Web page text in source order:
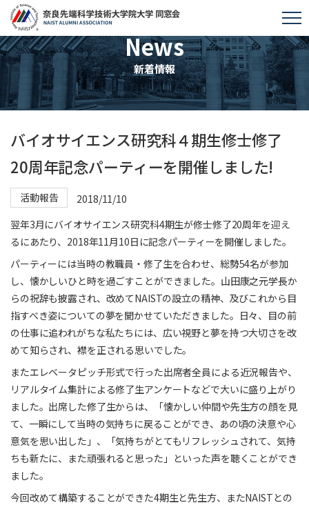
News
新着情報
バイオサイエンス研究科４期生修士修了
20周年記念パーティーを開催しました!
活動報告
2018/11/10
翌年3月にバイオサイエンス研究科4期生が修士修了20周年を迎え
るにあたり、2018年11月10日に記念パーティーを開催しました。
パーティーには当時の教職員・修了生を合わせ、総勢54名が参加
し、懐かしいひと時を過ごすことができました。山田康之元学長か
らの祝辞も披露され、改めてNAISTの設立の精神、及びこれから目
指すべき姿についての夢を聞かせていただきました。日々、目の前
の仕事に追われがちな私たちには、広い視野と夢を持つ大切さを改
めて知らされ、襟を正される思いでした。
またエレベータピッチ形式で行った出席者全員による近況報告や、
リアルタイム集計による修了生アンケートなどで大いに盛り上がり
ました。出席した修了生からは、「懐かしい仲間や先生方の顔を見
て、一瞬にして当時の気持ちに戻ることができ、あの頃の決意や心
意気を思い出した」、「気持ちがとてもリフレッシュされて、気持
ちも新たに、また頑張れると思った」といった声を聴くことができ
ました。
今回改めて構築することができた4期生と先生方、またNAISTとの